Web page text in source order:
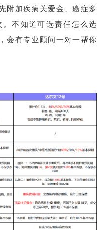
附加疾病关爱金、癌症多
不知道可选责任怎么选
会有专业顾问一对一帮你